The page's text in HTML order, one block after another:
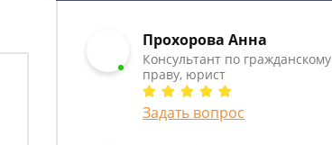
Прохорова Анна
Консультант по гражданскому
праву, юрист
Задать вопрос